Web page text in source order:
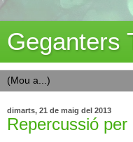
Geganters
dimarts, 21 de maig del 2013
Repercussió per